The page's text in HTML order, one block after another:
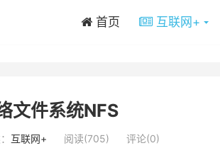
首页 互联网+
文件系统NFS
互联网+ 阅读(705) 评论(0)